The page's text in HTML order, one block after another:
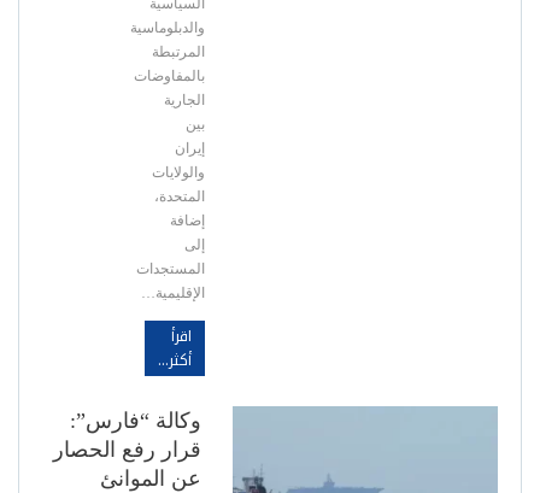
والدبلوماسية
المرتبطة
بالمفاوضات
الجارية
بين
إيران
والولايات
المتحدة،
إضافة
إلى
المستجدات
الإقليمية…
اقرأ
أكثر...
وكالة “فارس”:
قرار رفع الحصار
عن الموانئ